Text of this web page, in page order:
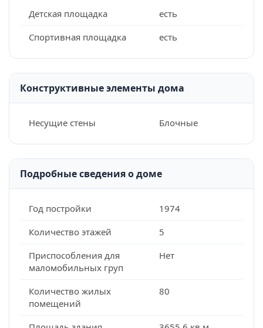
Детская площадка
есть
Спортивная площадка
есть
Конструктивные элементы дома
Несущие стены Блочные
Подробные сведения о доме
Год постройки
1974
Количество этажей
5
Приспособления для
маломобильных груп
Нет
Количество жилых
помещений
80